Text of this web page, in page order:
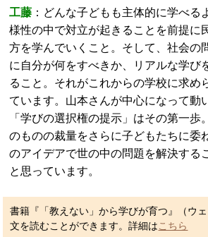
工藤 ：どんな子どもも主体的に学べる
様性の中で対立が起きることを前提に
方を学んでいくこと。そして、社会の
に自分が何をすべきか、リアルな学び
ること。それがこれからの学校に求め
ています。山本さんが中心になって動
「学びの選択権の提示」はその第一歩
のものの裁量をさらに子どもたちに委
のアイデアで世の中の問題を解決する
と思っています。
書籍『「教えない」から学びが育つ』（ウ
文を読むことができます。詳細はこちら